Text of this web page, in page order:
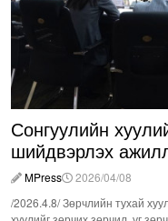
Сонгуулийн
шийдвэрлэх
MPress
2026/04/08
/2026.4.8/ Зөрчлийн тухай